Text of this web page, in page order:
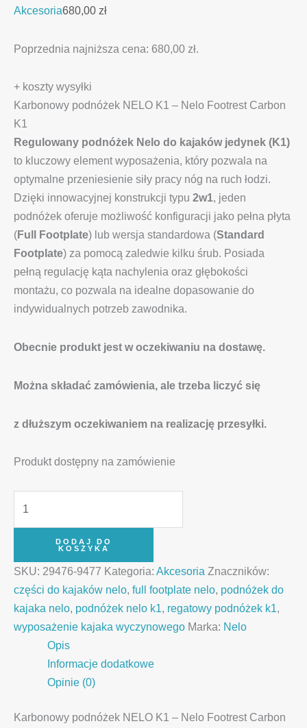
Akcesoria680,00 zł
Poprzednia najniższa cena: 680,00 zł.
+ koszty wysyłki
Karbonowy podnóżek NELO K1 – Nelo Footrest Carbon
K1
Regulowany podnóżek Nelo do kajaków jedynek (K1)
to kluczowy element wyposażenia, który pozwala na
optymalne przeniesienie siły pracy nóg na ruch łodzi.
Dzięki innowacyjnej konstrukcji typu 2w1, jeden
podnóżek oferuje możliwość konfiguracji jako pełna płyta
(Full Footplate) lub wersja standardowa (Standard
Footplate) za pomocą zaledwie kilku śrub. Posiada
pełną regulację kąta nachylenia oraz głębokości
montażu, co pozwala na idealne dopasowanie do
indywidualnych potrzeb zawodnika.
Obecnie produkt jest w oczekiwaniu na dostawę.
Można składać zamówienia, ale trzeba liczyć się
z dłuższym oczekiwaniem na realizację przesyłki.
Produkt dostępny na zamówienie
DODAJ DO
KOSZYKA
SKU: 29476-9477 Kategoria: Akcesoria Znaczników:
części do kajaków nelo, full footplate nelo, podnóżek do
kajaka nelo, podnóżek nelo k1, regatowy podnóżek k1,
wyposażenie kajaka wyczynowego Marka: Nelo
Opis
Informacje dodatkowe
Opinie (0)
Karbonowy podnóżek NELO K1 – Nelo Footrest Carbon